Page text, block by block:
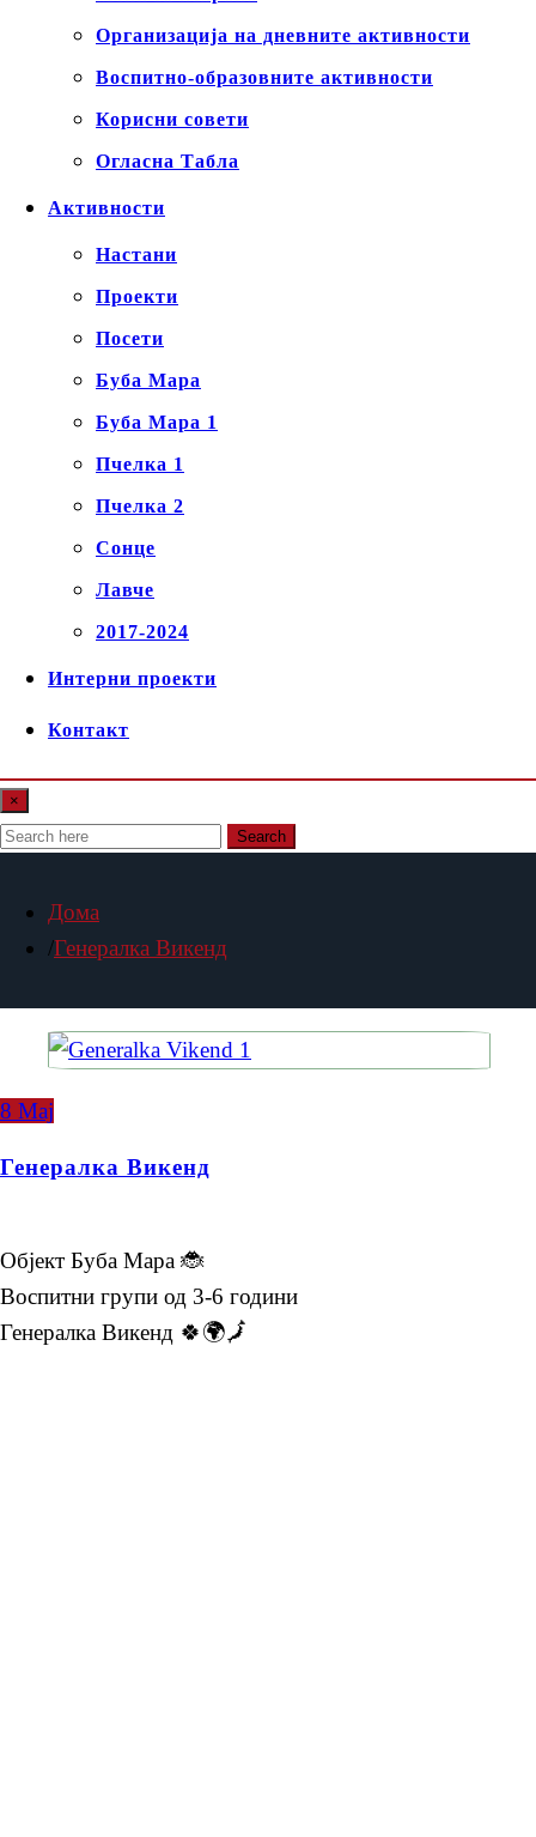
Организација на дневните активности
Воспитно-образовните активности
Корисни совети
Огласна Табла
Активности
Настани
Проекти
Посети
Буба Мара
Буба Мара 1
Пчелка 1
Пчелка 2
Сонце
Лавче
2017-2024
Интерни проекти
Контакт
×
Search
Дома
Генералка Викенд
8 Мај
Генералка Викенд
Објект Буба Мара 🐞
Воспитни групи од 3-6 години
Генералка Викенд 🍀🌍🗾